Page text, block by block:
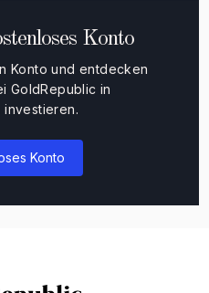
Konto
Konto und entdecken
GoldRepublic in
investieren.
Konto